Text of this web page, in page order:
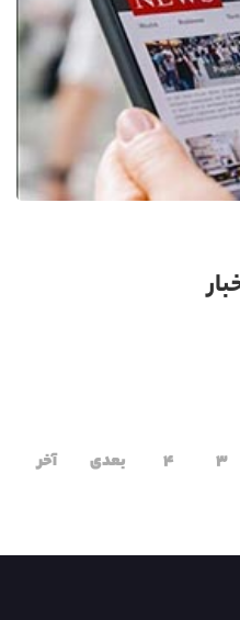
3
4 بعدی آخر